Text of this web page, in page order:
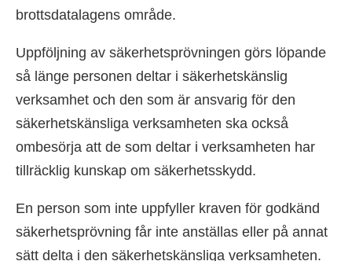
brottsdatalagens område.
Uppföljning av säkerhetsprövningen görs löpande
så länge personen deltar i säkerhetskänslig
verksamhet och den som är ansvarig för den
säkerhetskänsliga verksamheten ska också
ombesörja att de som deltar i verksamheten har
tillräcklig kunskap om säkerhetsskydd.
En person som inte uppfyller kraven för godkänd
säkerhetsprövning får inte anställas eller på annat
sätt delta i den säkerhetskänsliga verksamheten.